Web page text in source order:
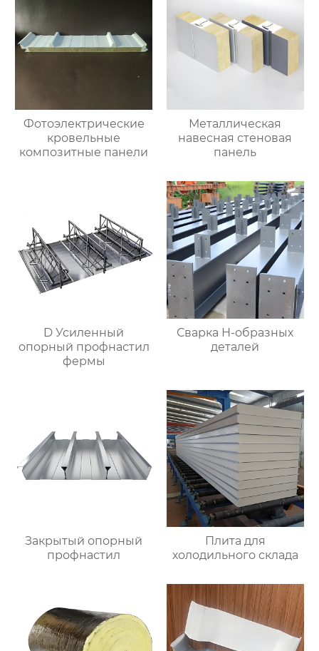
Фотоэлектрические
кровельные
композитные панели
Металлическая
навесная стеновая
панель
D Усиленный
опорный профнастил
фермы
Сварка Н-образных
деталей
Закрытый опорный
профнастил
Плита для
холодильного склада